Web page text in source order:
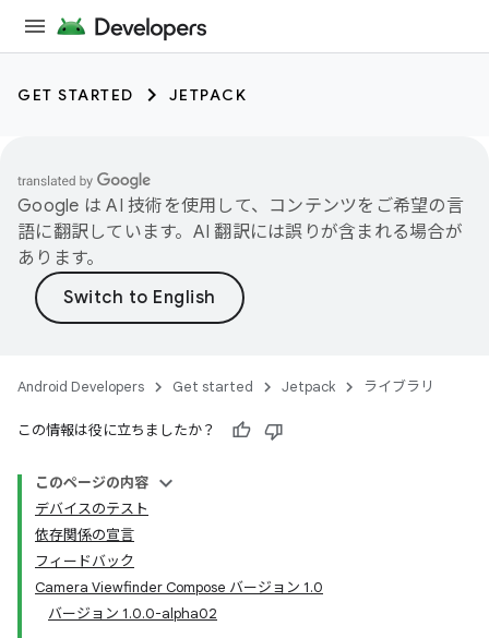
GET STARTED JETPACK
Google は AI 技術を使用して、コンテンツをご希望の言
語に翻訳しています。AI 翻訳には誤りが含まれる場合が
あります。
Android Developers Get started Jetpack ライブラリ
この情報は役に立ちましたか？
このページの内容
デバイスのテスト
依存関係の宣言
フィードバック
Camera Viewfinder Compose バージョン 1.0
バージョン 1.0.0-alpha02